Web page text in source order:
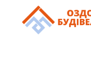
⚡